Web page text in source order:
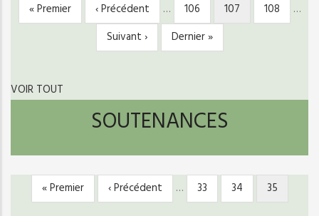
PAGINATION
Première
page
« Premier
Page
précédente
‹ Précédent … Page
106
Page
courante
107 Page
108
…
Page
suivante
Suivant ›
Dernière
page
Dernier »
VOIR TOUT
SOUTENANCES
PAGINATION
Première
page
« Premier
Page
précédente
‹ Précédent … Page
33 Page
34
Page
35